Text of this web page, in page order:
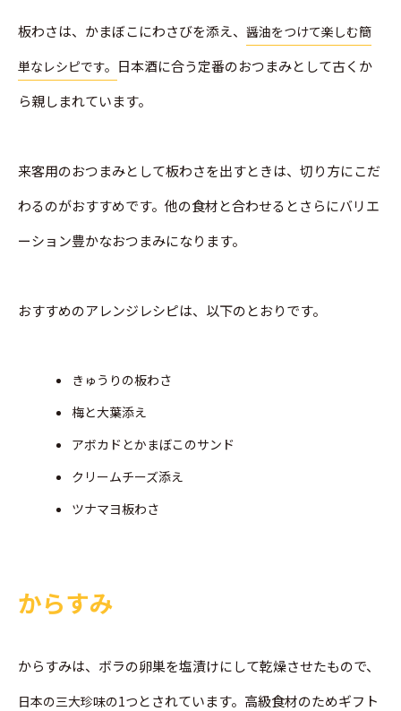
板わさは、かまぼこにわさびを添え、 醤油をつけて楽しむ簡
単なレシピです。 日本酒に合う定番のおつまみとして古くか
ら親しまれています。
来客用のおつまみとして板わさを出すときは、切り方にこだ
わるのがおすすめです。他の食材と合わせるとさらにバリエ
ーション豊かなおつまみになります。
おすすめのアレンジレシピは、以下のとおりです。
きゅうりの板わさ
梅と大葉添え
アボカドとかまぼこのサンド
クリームチーズ添え
ツナマヨ板わさ
からすみ
からすみは、ボラの卵巣を塩漬けにして乾燥させたもので、
日本の三大珍味の1つ とされています。高級食材のためギフト